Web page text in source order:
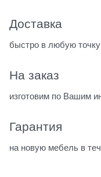
Доставка
быстро в любую
На заказ
изготовим по Вашим
Гарантия
на новую мебель в